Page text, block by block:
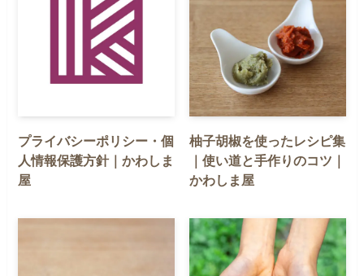
プライバシーポリシー・個
人情報保護方針｜かわしま
屋
柚子胡椒を使ったレシピ集
｜使い道と手作りのコツ｜
かわしま屋